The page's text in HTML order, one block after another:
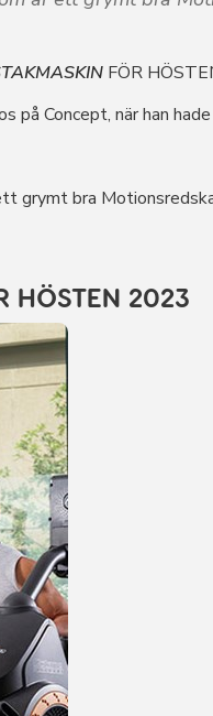
FÖR
på Concept, när han
grymt bra
HÖSTEN 2023